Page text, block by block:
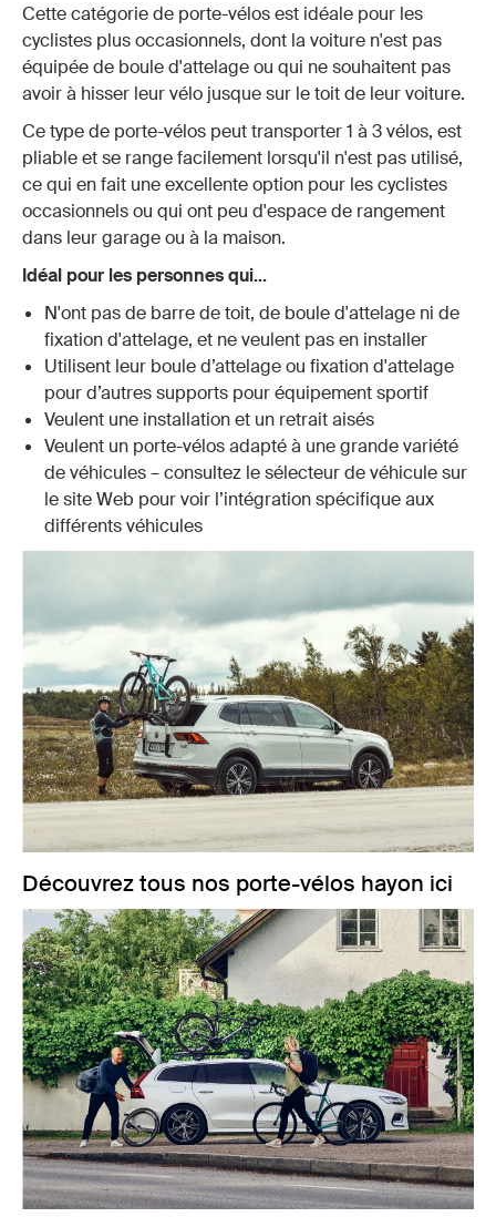
Cette catégorie de porte-vélos est idéale pour les
cyclistes plus occasionnels, dont la voiture n'est pas
équipée de boule d'attelage ou qui ne souhaitent pas
avoir à hisser leur vélo jusque sur le toit de leur voiture.
Ce type de porte-vélos peut transporter 1 à 3 vélos, est
pliable et se range facilement lorsqu'il n'est pas utilisé,
ce qui en fait une excellente option pour les cyclistes
occasionnels ou qui ont peu d'espace de rangement
dans leur garage ou à la maison.
Idéal pour les personnes qui...
N'ont pas de barre de toit, de boule d'attelage ni de
fixation d'attelage, et ne veulent pas en installer
Utilisent leur boule d’attelage ou fixation d'attelage
pour d’autres supports pour équipement sportif
Veulent une installation et un retrait aisés
Veulent un porte-vélos adapté à une grande variété
de véhicules – consultez le sélecteur de véhicule sur
le site Web pour voir l’intégration spécifique aux
différents véhicules
Découvrez tous nos porte-vélos hayon ici